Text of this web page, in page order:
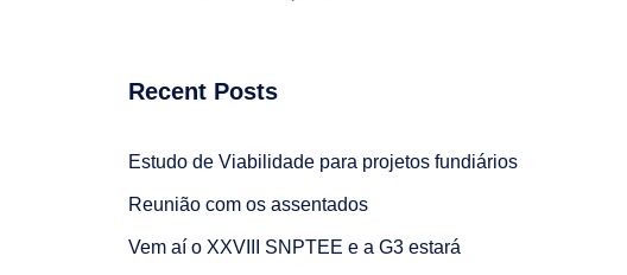
Recent Posts
Estudo de Viabilidade para projetos fundiários
Reunião com os assentados
Vem aí o XXVIII SNPTEE e a G3 estará